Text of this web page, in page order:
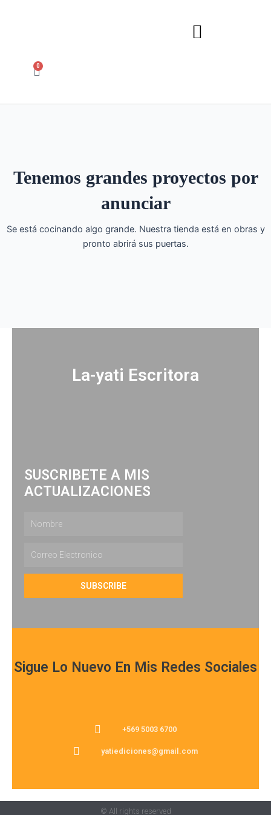
0Carrito
Tenemos grandes proyectos por
anunciar
Se está cocinando algo grande. Nuestra tienda está en obras y
pronto abrirá sus puertas.
La-yati Escritora
SUSCRIBETE A MIS
ACTUALIZACIONES
Nombre
Email
SUBSCRIBE
Sigue Lo Nuevo En Mis Redes Sociales
+569 5003 6700
yatiediciones@gmail.com
© All rights reserved